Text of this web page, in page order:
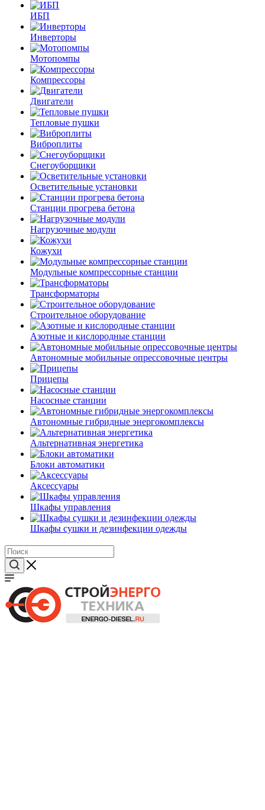
ИБП
Инверторы
Мотопомпы
Компрессоры
Двигатели
Тепловые пушки
Виброплиты
Снегоуборщики
Осветительные установки
Станции прогрева бетона
Нагрузочные модули
Кожухи
Модульные компрессорные станции
Трансформаторы
Строительное оборудование
Азотные и кислородные станции
Автономные мобильные опрессовочные центры
Прицепы
Насосные станции
Автономные гибридные энергокомплексы
Альтернативная энергетика
Блоки автоматики
Аксессуары
Шкафы управления
Шкафы сушки и дезинфекции одежды